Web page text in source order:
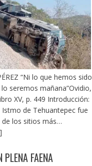
“Ni lo que hemos sido
seremos mañana”Ovidio,
XV, p. 449 Introducción:
Istmo de Tehuantepec fue
los sitios más
mundial. En la mira de los
iniciaron una serie de
FAENA